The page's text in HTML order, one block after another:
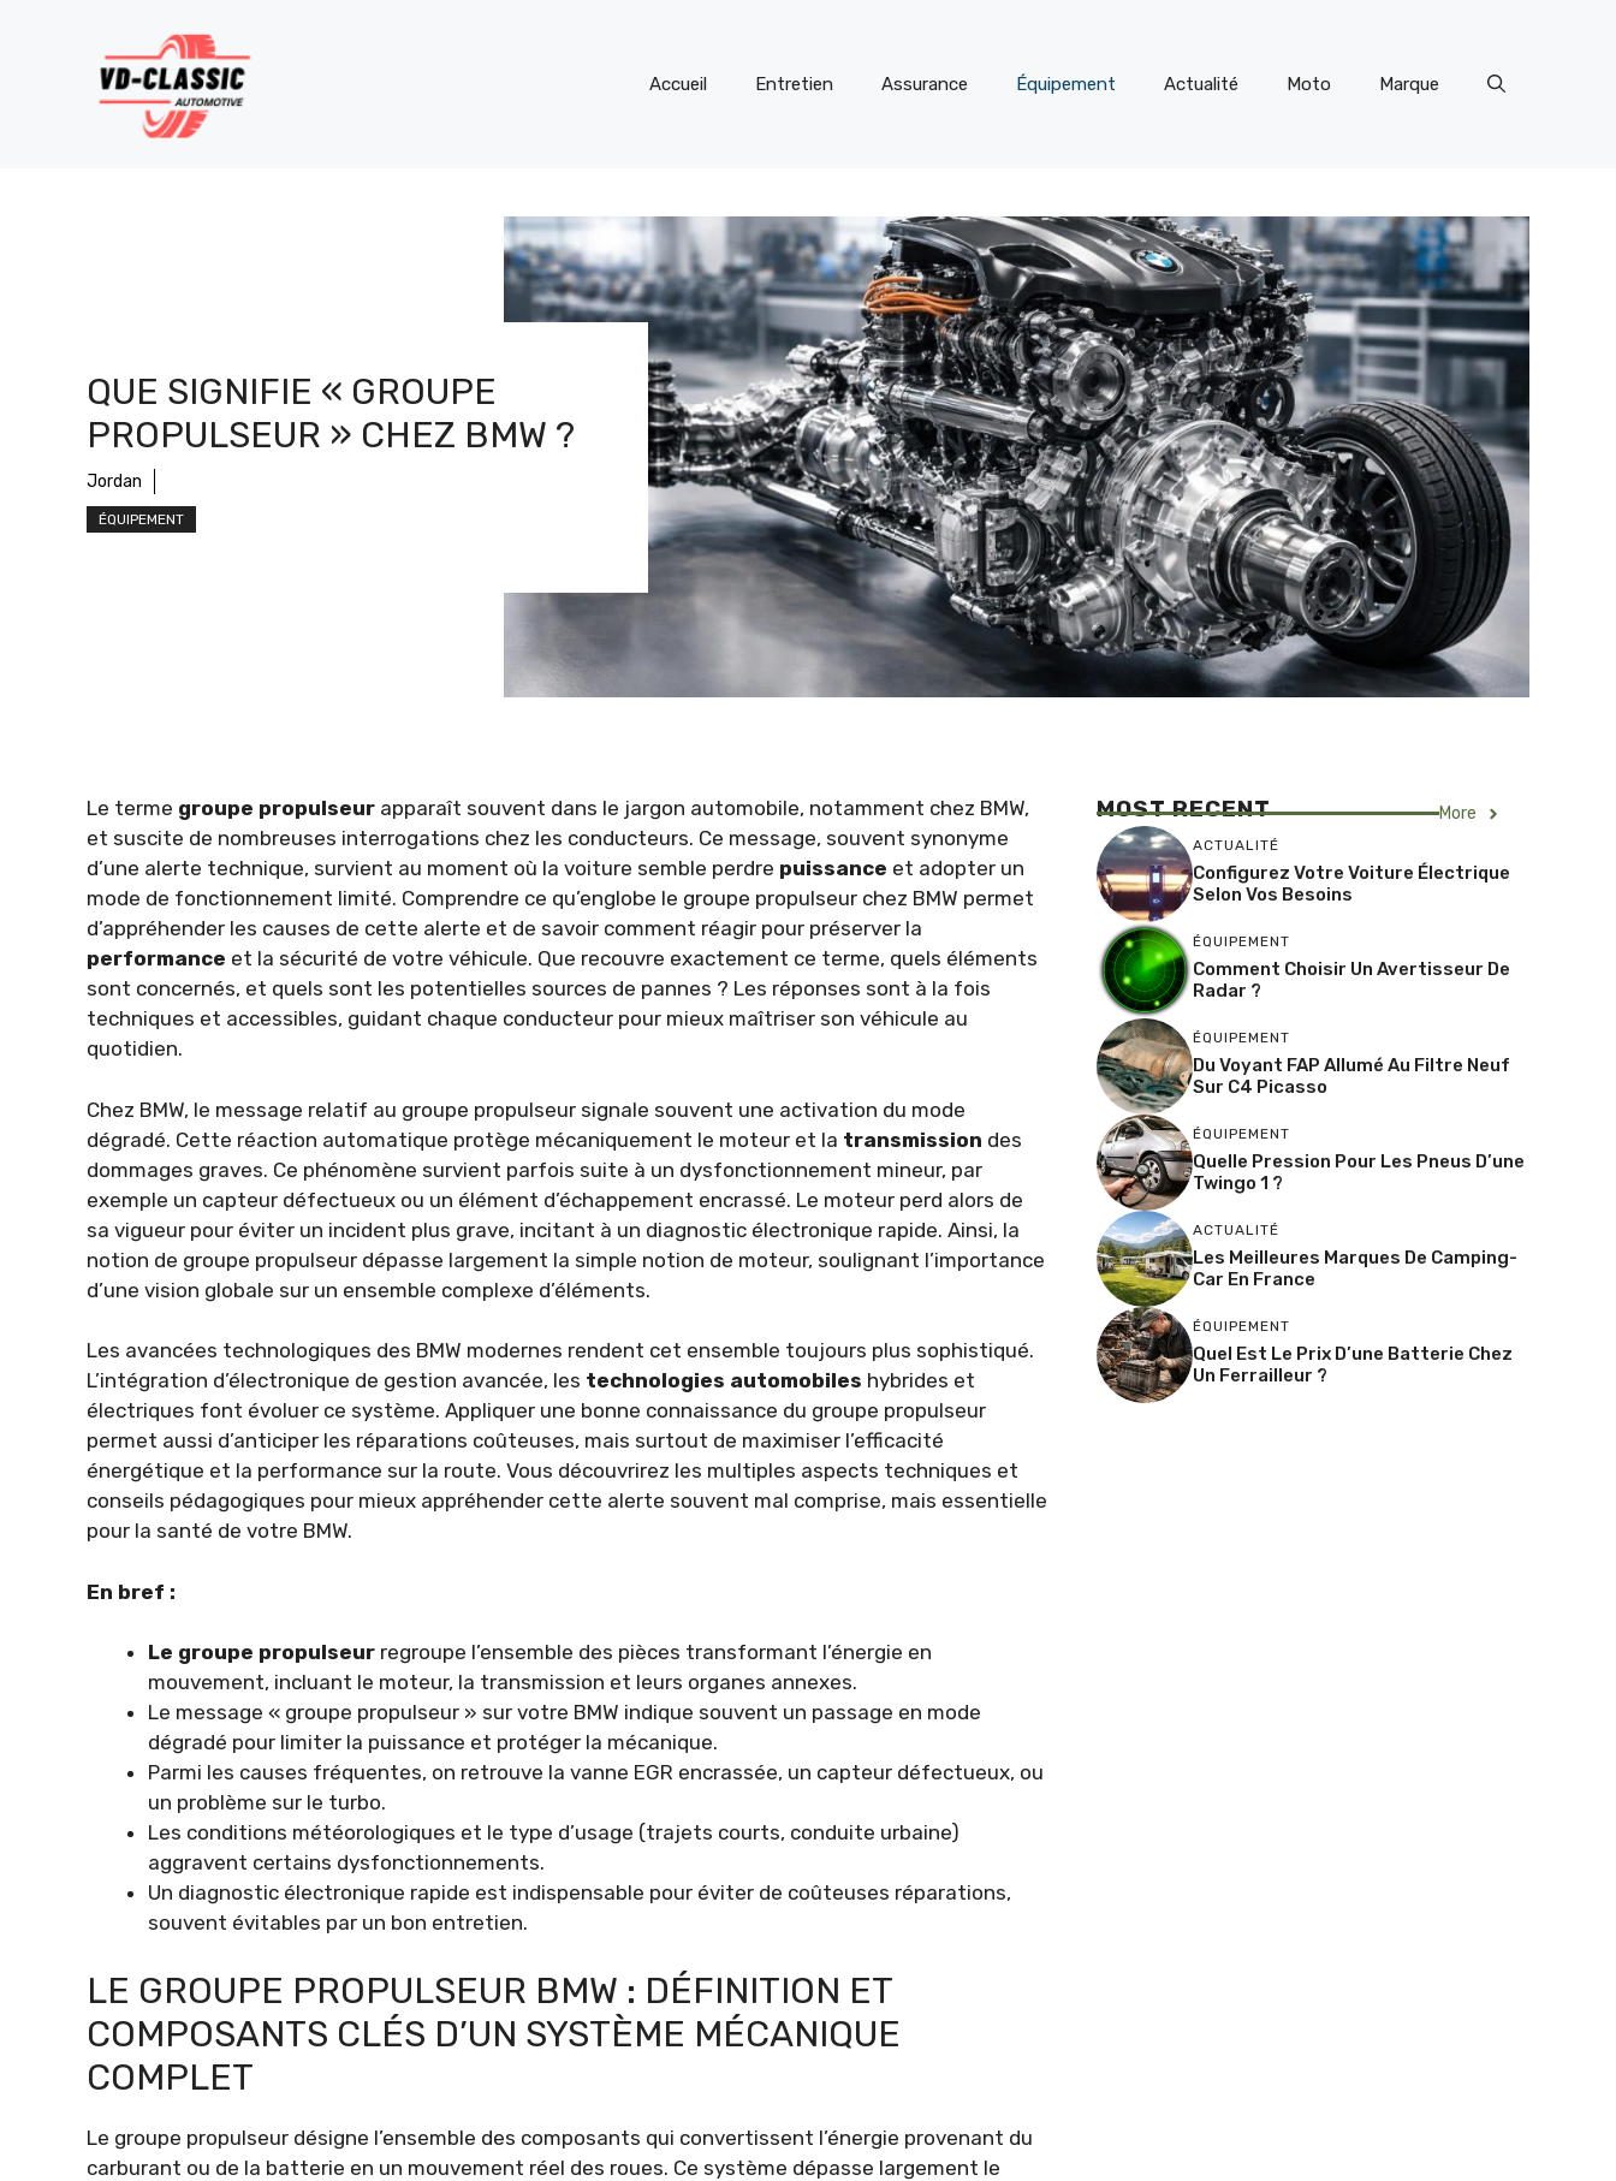
Accueil Entretien Assurance Équipement Actualité Moto Marque
QUE SIGNIFIE « GROUPE
PROPULSEUR » CHEZ BMW ?
Jordan
ÉQUIPEMENT
Le terme groupe propulseur apparaît souvent dans le jargon automobile, notamment chez BMW,
et suscite de nombreuses interrogations chez les conducteurs. Ce message, souvent synonyme
d’une alerte technique, survient au moment où la voiture semble perdre puissance et adopter un
mode de fonctionnement limité. Comprendre ce qu’englobe le groupe propulseur chez BMW permet
d’appréhender les causes de cette alerte et de savoir comment réagir pour préserver la
performance et la sécurité de votre véhicule. Que recouvre exactement ce terme, quels éléments
sont concernés, et quels sont les potentielles sources de pannes ? Les réponses sont à la fois
techniques et accessibles, guidant chaque conducteur pour mieux maîtriser son véhicule au
quotidien.
Chez BMW, le message relatif au groupe propulseur signale souvent une activation du mode
dégradé. Cette réaction automatique protège mécaniquement le moteur et la transmission des
dommages graves. Ce phénomène survient parfois suite à un dysfonctionnement mineur, par
exemple un capteur défectueux ou un élément d’échappement encrassé. Le moteur perd alors de
sa vigueur pour éviter un incident plus grave, incitant à un diagnostic électronique rapide. Ainsi, la
notion de groupe propulseur dépasse largement la simple notion de moteur, soulignant l’importance
d’une vision globale sur un ensemble complexe d’éléments.
Les avancées technologiques des BMW modernes rendent cet ensemble toujours plus sophistiqué.
L’intégration d’électronique de gestion avancée, les technologies automobiles hybrides et
électriques font évoluer ce système. Appliquer une bonne connaissance du groupe propulseur
permet aussi d’anticiper les réparations coûteuses, mais surtout de maximiser l’efficacité
énergétique et la performance sur la route. Vous découvrirez les multiples aspects techniques et
conseils pédagogiques pour mieux appréhender cette alerte souvent mal comprise, mais essentielle
pour la santé de votre BMW.
En bref :
Le groupe propulseur regroupe l’ensemble des pièces transformant l’énergie en
mouvement, incluant le moteur, la transmission et leurs organes annexes.
Le message « groupe propulseur » sur votre BMW indique souvent un passage en mode
dégradé pour limiter la puissance et protéger la mécanique.
Parmi les causes fréquentes, on retrouve la vanne EGR encrassée, un capteur défectueux, ou
un problème sur le turbo.
Les conditions météorologiques et le type d’usage (trajets courts, conduite urbaine)
aggravent certains dysfonctionnements.
Un diagnostic électronique rapide est indispensable pour éviter de coûteuses réparations,
souvent évitables par un bon entretien.
LE GROUPE PROPULSEUR BMW : DÉFINITION ET
COMPOSANTS CLÉS D’UN SYSTÈME MÉCANIQUE
COMPLET
Le groupe propulseur désigne l’ensemble des composants qui convertissent l’énergie provenant du
carburant ou de la batterie en un mouvement réel des roues. Ce système dépasse largement le
MOST RECENT More
ACTUALITÉ
Configurez Votre Voiture Électrique
Selon Vos Besoins
ÉQUIPEMENT
Comment Choisir Un Avertisseur De
Radar ?
ÉQUIPEMENT
Du Voyant FAP Allumé Au Filtre Neuf
Sur C4 Picasso
ÉQUIPEMENT
Quelle Pression Pour Les Pneus D’une
Twingo 1 ?
ACTUALITÉ
Les Meilleures Marques De Camping-
Car En France
ÉQUIPEMENT
Quel Est Le Prix D’une Batterie Chez
Un Ferrailleur ?